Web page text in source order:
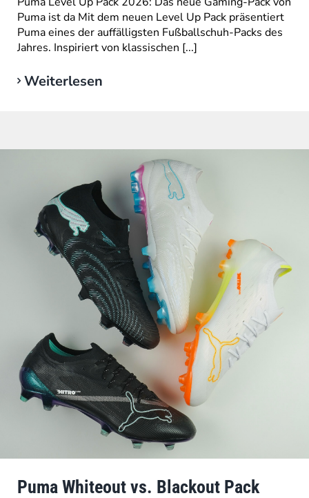
Puma ist da Mit dem neuen Level Up Pack präsentiert
Puma eines der auffälligsten Fußballschuh-Packs des
Jahres. Inspiriert von klassischen [...]
Weiterlesen
Puma Whiteout vs. Blackout Pack